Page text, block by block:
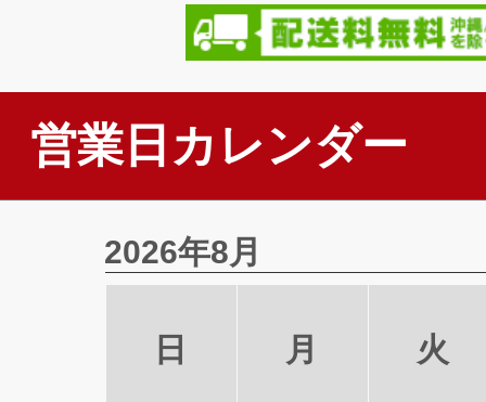
営業日カレンダー
2026年8月
日 月 火